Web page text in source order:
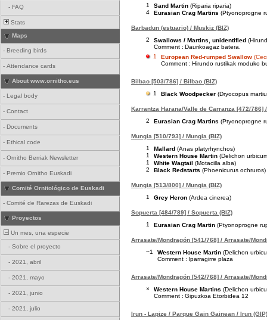
- FAQ
Stats
Maps
- Breeding birds
- Attendance cards
About www.ornitho.eus
- Legal body
- Contact
- Documents
- Ethical code
- Ornitho Berriak Newsletter
- Premio Ornitho Euskadi
Comité Ornitológico de Euskadi
- Comité de Rarezas de Euskadi
Proyectos
Un mes, una especie
- Sobre el proyecto
- 2021, abril
- 2021, mayo
- 2021, junio
- 2021, julio
1
Sand Martin (Riparia riparia)
4
Eurasian Crag Martins (Ptyonoprogne
Barbadun (estuario) / Muskiz (BIZ)
2
Swallows / Martins, unidentified
Comment : Daurikoagaz batera.
1
European Red-rumped Swallow
Comment : Hirundo rustikak moduko
Bilbao [503/786] / Bilbao (BIZ)
1
Black Woodpecker (Dryocopus
Karrantza Harana/Valle de Carranza [472/786]
2
Eurasian Crag Martins (Ptyonoprogne
Mungia [510/793] / Mungia (BIZ)
1
Mallard (Anas platyrhynchos)
1
Western House Martin (Delichon
1
White Wagtail (Motacilla alba)
2
Black Redstarts (Phoenicurus ochruros)
Mungia [513/800] / Mungia (BIZ)
1
Grey Heron (Ardea cinerea)
Sopuerta [484/789] / Sopuerta (BIZ)
1
Eurasian Crag Martin (Ptyonoprogne
Arrasate/Mondragón [541/768] / Arrasate/
~1
Western House Martin (Delichon
Comment : Iparragirre plaza
Arrasate/Mondragón [542/768] / Arrasate/
×
Western House Martins (Delichon
Comment : Gipuzkoa Etorbidea 12
Irun - Lapize / Parque Gain Gainean / Irun (GIP)